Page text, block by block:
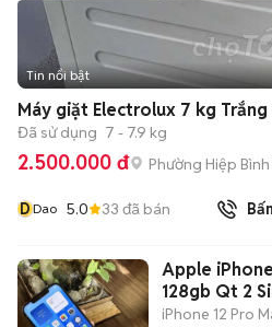
Tin nổi bật
Máy giặt Electrolux 7 kg Trắng
Đã sử dụng 7 - 7.9 kg
2.500.000 đ Phường Hiệp
DDao 5.0 33 đã bán
Apple
128gb Qt 2
iPhone 12 Pro